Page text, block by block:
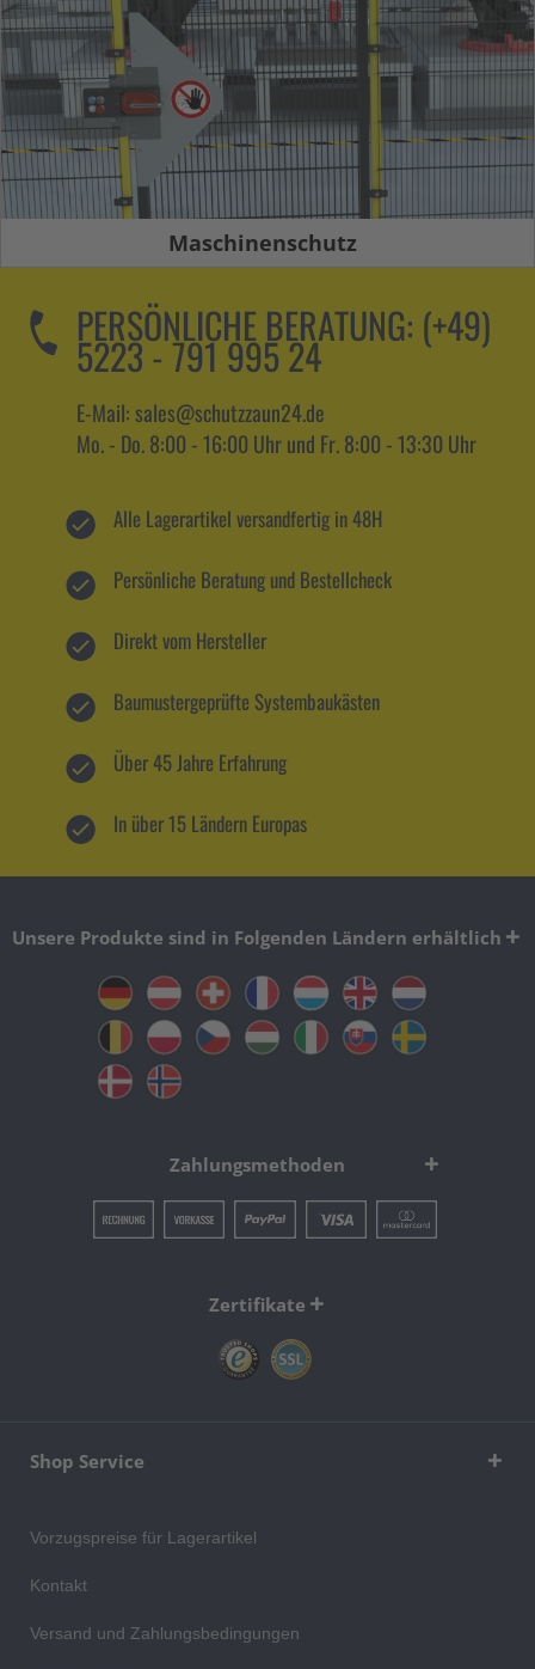
Maschinenschutz
PERSÖNLICHE BERATUNG: (+49)
5223 - 791 995 24
E-Mail: sales@schutzzaun24.de
Mo. - Do. 8:00 - 16:00 Uhr und Fr. 8:00 - 13:30 Uhr
Alle Lagerartikel versandfertig in 48H
Persönliche Beratung und Bestellcheck
Direkt vom Hersteller
Baumustergeprüfte Systembaukästen
Über 45 Jahre Erfahrung
In über 15 Ländern Europas
Unsere Produkte sind in Folgenden Ländern erhältlich
Zahlungsmethoden
Zertifikate
Shop Service
Vorzugspreise für Lagerartikel
Kontakt
Versand und Zahlungsbedingungen